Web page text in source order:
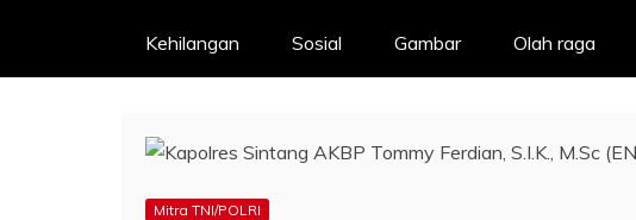
Kehilangan Sosial Gambar Olah raga
Mitra TNI/POLRI